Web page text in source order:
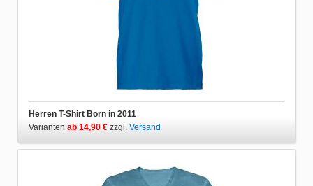
Herren T-Shirt Born in 2011
Varianten ab 14,90 € zzgl. Versand